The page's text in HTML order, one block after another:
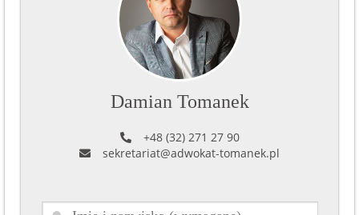
Damian Tomanek
+48 (32) 271 27 90
sekretariat@adwokat-tomanek.pl